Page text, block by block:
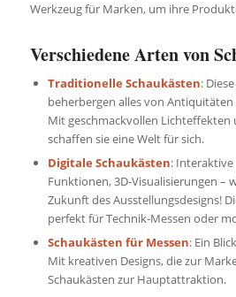
Werkzeug für Marken, um ihre
Verschiedene Arten von
Traditionelle Schaukästen:
beherbergen alles von
Mit geschmackvollen Lichteffekten
schaffen sie eine Welt für sich.
Digitale Schaukästen: Interaktive
Funktionen, 3D-Visualisierungen –
Zukunft des Ausstellungsdesigns!
perfekt für Technik-Messen oder
Schaukästen für Messen: Ein
Mit kreativen Designs, die zur
Schaukästen zur Hauptattraktion.